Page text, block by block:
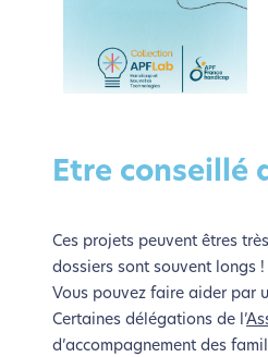
Etre conseillé
Ces projets peuvent êtres
dossiers sont souvent longs !
Vous pouvez faire aider par
Certaines délégations de l’
d’accompagnement des